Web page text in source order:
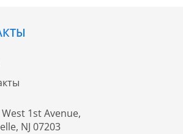
West 1st Avenue,
NJ 07203